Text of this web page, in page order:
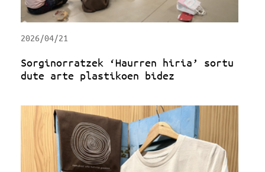
2026/04/21
Sorginorratzek ‘Haurren hiria’ sortu
dute arte plastikoen bidez